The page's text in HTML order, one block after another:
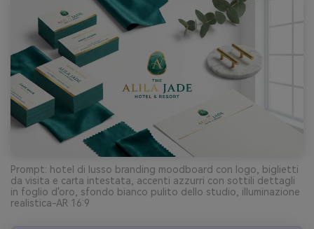
Prompt: hotel di lusso branding moodboard con logo, biglietti
da visita e carta intestata, accenti azzurri con sottili dettagli
in foglio d'oro, sfondo bianco pulito dello studio, illuminazione
realistica-AR 16:9